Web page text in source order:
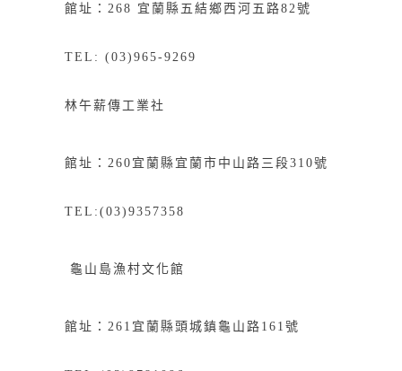
館址：268 宜 蘭縣五結鄉西河五路82號
TEL: (03)965-9269
林午薪傳工業社
館址： 260 宜蘭縣宜蘭市中山路三段310號
TEL:(03)9357358
龜山島漁村文化館
館址： 261 宜蘭縣頭城鎮龜山路 161 號